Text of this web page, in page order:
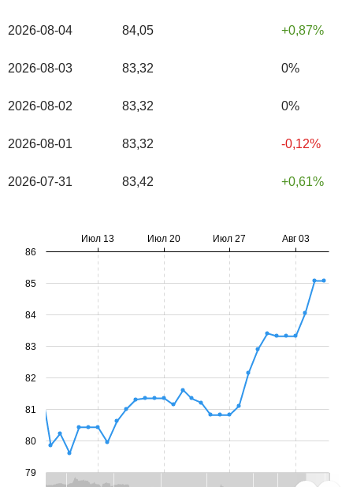
2026-08-04 84,05 0,87%
2026-08-03 83,32 0%
2026-08-02 83,32 0%
2026-08-01 83,32 -0,12%
2026-07-31 83,42 0,61%
Июл 13 Июл 20 Июл 27 Авг 03
79
80
81
82
83
84
85
86